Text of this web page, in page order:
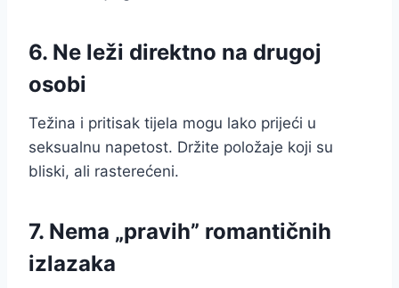
6. Ne leži direktno na drugoj
osobi
Težina i pritisak tijela mogu lako prijeći u
seksualnu napetost. Držite položaje koji su
bliski, ali rasterećeni.
7. Nema „pravih” romantičnih
izlazaka